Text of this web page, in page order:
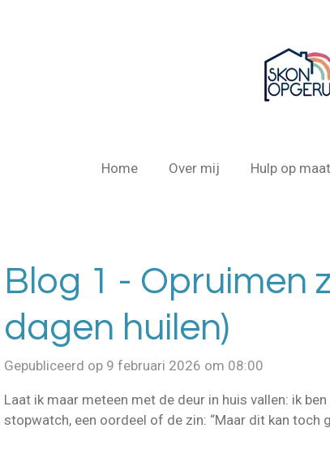
Home Over mij Hulp op
Blog 1 - Opruimen
dagen huilen)
Gepubliceerd op 9 februari 2026 om 08:00
Laat ik maar meteen met de deur in huis vallen: ik
stopwatch, een oordeel of de zin: “Maar dit kan toch